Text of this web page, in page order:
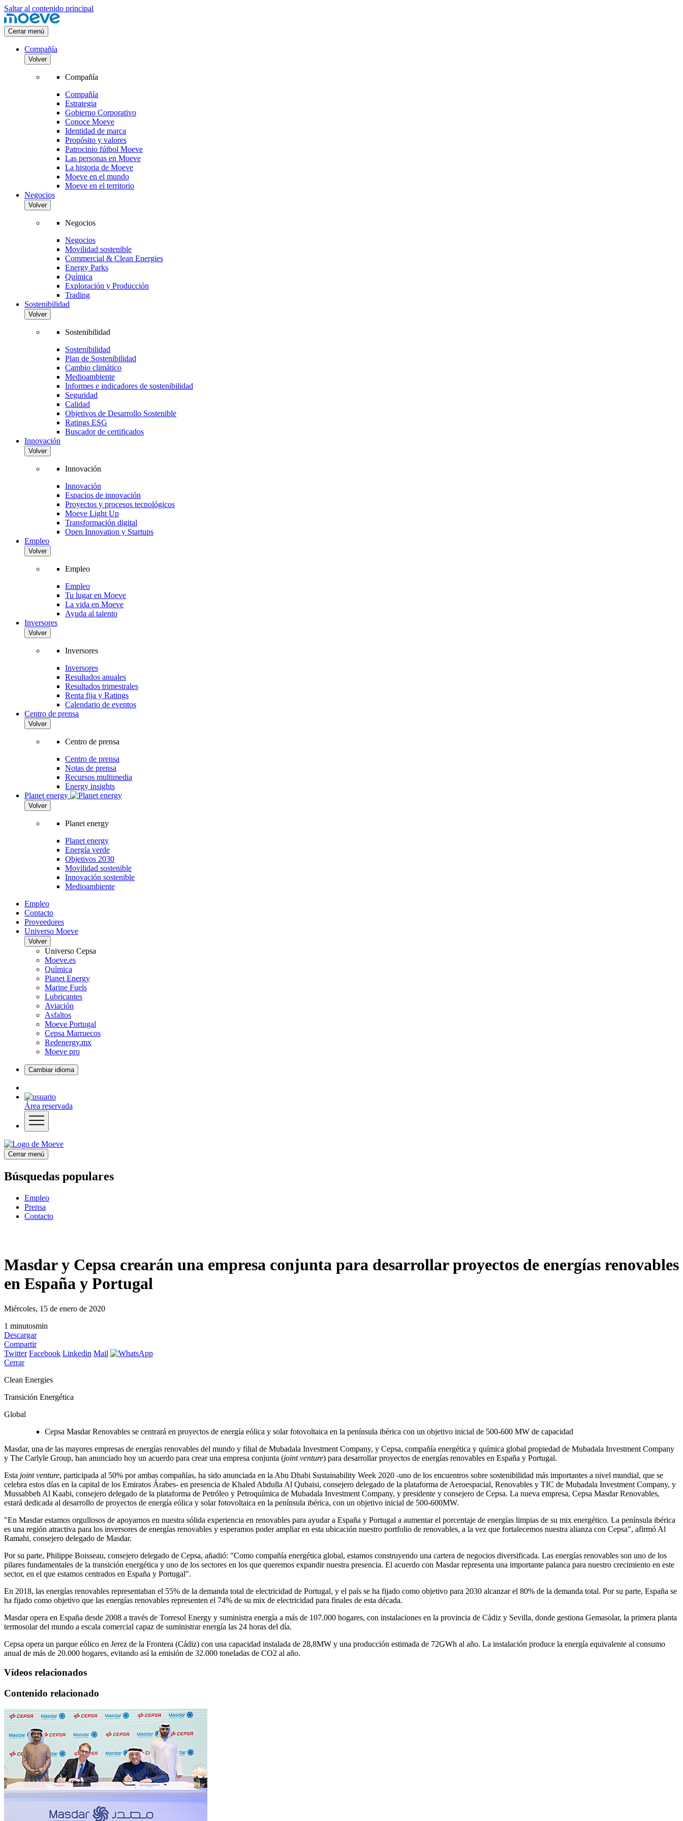
Saltar al contenido principal
Cerrar menú
Compañía
Volver
Compañía
Compañía
Estrategia
Gobierno Corporativo
Conoce Moeve
Identidad de marca
Propósito y valores
Patrocinio fútbol Moeve
Las personas en Moeve
La historia de Moeve
Moeve en el mundo
Moeve en el territorio
Negocios
Volver
Negocios
Negocios
Movilidad sostenible
Commercial & Clean Energies
Energy Parks
Química
Exploración y Producción
Trading
Sostenibilidad
Volver
Sostenibilidad
Sostenibilidad
Plan de Sostenibilidad
Cambio climático
Medioambiente
Informes e indicadores de sostenibilidad
Seguridad
Calidad
Objetivos de Desarrollo Sostenible
Ratings ESG
Buscador de certificados
Innovación
Volver
Innovación
Innovación
Espacios de innovación
Proyectos y procesos tecnológicos
Moeve Light Up
Transformación digital
Open Innovation y Startups
Empleo
Volver
Empleo
Empleo
Tu lugar en Moeve
La vida en Moeve
Ayuda al talento
Inversores
Volver
Inversores
Inversores
Resultados anuales
Resultados trimestrales
Renta fija y Ratings
Calendario de eventos
Centro de prensa
Volver
Centro de prensa
Centro de prensa
Notas de prensa
Recursos multimedia
Energy insights
Planet energy
Volver
Planet energy
Planet energy
Energía verde
Objetivos 2030
Movilidad sostenible
Innovación sostenible
Medioambiente
Empleo
Contacto
Proveedores
Universo Moeve
Volver
Universo Cepsa
Moeve.es
Química
Planet Energy
Marine Fuels
Lubricantes
Aviación
Asfaltos
Moeve Portugal
Cepsa Marruecos
Redenergy.mx
Moeve pro
Cambiar idioma
Área reservada
Cerrar menú
Búsquedas populares
Empleo
Prensa
Contacto
Masdar y Cepsa crearán una empresa conjunta para desarrollar proyectos de energías renovables
en España y Portugal
Miércoles, 15 de enero de 2020
1 minutosmin
Descargar
Compartir
Twitter Facebook Linkedin Mail
Cerrar
Clean Energies
Transición Energética
Global
Cepsa Masdar Renovables se centrará en proyectos de energía eólica y solar fotovoltaica en la península ibérica con un objetivo inicial de 500-600 MW de capacidad
Masdar, una de las mayores empresas de energías renovables del mundo y filial de Mubadala Investment Company, y Cepsa, compañía energética y química global propiedad de Mubadala Investment Company
y The Carlyle Group, han anunciado hoy un acuerdo para crear una empresa conjunta (joint venture) para desarrollar proyectos de energías renovables en España y Portugal.
Esta joint venture, participada al 50% por ambas compañías, ha sido anunciada en la Abu Dhabi Sustainability Week 2020 -uno de los encuentros sobre sostenibilidad más importantes a nivel mundial, que se
celebra estos días en la capital de los Emiratos Árabes- en presencia de Khaled Abdulla Al Qubaisi, consejero delegado de la plataforma de Aeroespacial, Renovables y TIC de Mubadala Investment Company, y
Mussabbeh Al Kaabi, consejero delegado de la plataforma de Petróleo y Petroquímica de Mubadala Investment Company, y presidente y consejero de Cepsa. La nueva empresa, Cepsa Masdar Renovables,
estará dedicada al desarrollo de proyectos de energía eólica y solar fotovoltaica en la península ibérica, con un objetivo inicial de 500-600MW.
"En Masdar estamos orgullosos de apoyarnos en nuestra sólida experiencia en renovables para ayudar a España y Portugal a aumentar el porcentaje de energías limpias de su mix energético. La península ibérica
es una región atractiva para los inversores de energías renovables y esperamos poder ampliar en esta ubicación nuestro portfolio de renovables, a la vez que fortalecemos nuestra alianza con Cepsa", afirmó Al
Ramahi, consejero delegado de Masdar.
Por su parte, Philippe Boisseau, consejero delegado de Cepsa, añadió: "Como compañía energética global, estamos construyendo una cartera de negocios diversificada. Las energías renovables son uno de los
pilares fundamentales de la transición energética y uno de los sectores en los que queremos expandir nuestra presencia. El acuerdo con Masdar representa una importante palanca para nuestro crecimiento en este
sector, en el que estamos centrados en España y Portugal".
En 2018, las energías renovables representaban el 55% de la demanda total de electricidad de Portugal, y el país se ha fijado como objetivo para 2030 alcanzar el 80% de la demanda total. Por su parte, España se
ha fijado como objetivo que las energías renovables representen el 74% de su mix de electricidad para finales de esta década.
Masdar opera en España desde 2008 a través de Torresol Energy y suministra energía a más de 107.000 hogares, con instalaciones en la provincia de Cádiz y Sevilla, donde gestiona Gemasolar, la primera planta
termosolar del mundo a escala comercial capaz de suministrar energía las 24 horas del día.
Cepsa opera un parque eólico en Jerez de la Frontera (Cádiz) con una capacidad instalada de 28,8MW y una producción estimada de 72GWh al año. La instalación produce la energía equivalente al consumo
anual de más de 20.000 hogares, evitando así la emisión de 32.000 toneladas de CO2 al año.
Vídeos relacionados
Contenido relacionado